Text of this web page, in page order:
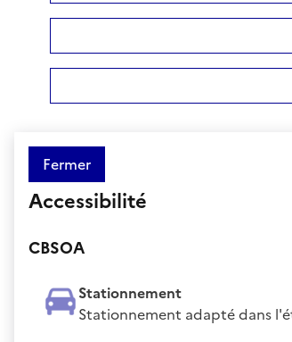
Fermer
Accessibilité
CBSOA
Stationnement
Stationnement adapté dans